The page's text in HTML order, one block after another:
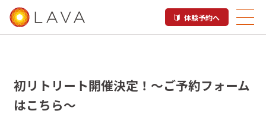
体験予約へ
初リトリート開催決定！〜ご予約フォーム
はこちら〜